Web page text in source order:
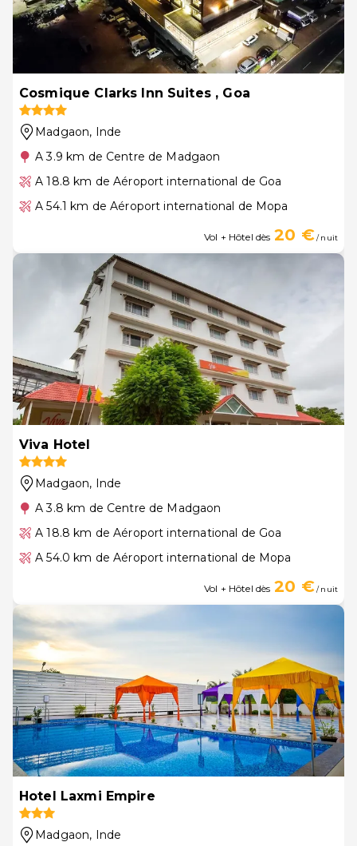
Cosmique Clarks Inn Suites , Goa
Madgaon, Inde
A 3.9 km de Centre de Madgaon
A 18.8 km de Aéroport international de Goa
A 54.1 km de Aéroport international de Mopa
Vol + Hôtel dès 20 €/ nuit
Viva Hotel
Madgaon, Inde
A 3.8 km de Centre de Madgaon
A 18.8 km de Aéroport international de Goa
A 54.0 km de Aéroport international de Mopa
Vol + Hôtel dès 20 €/ nuit
Hotel Laxmi Empire
Madgaon, Inde